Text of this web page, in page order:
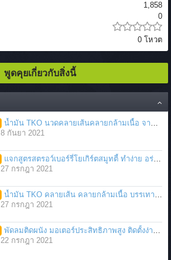
1,858
0
0 โหวต
พูดคุยเกี่ยวกับสิ่งนี้
น้ำมัน TKO นวดคลายเส้นคลายกล้ามเนื้อ จากภาวะตึงหรือเคล็ด บาดเจ็บ ได้อย่างฉับพลัน
8 กันยา 2021
แจกสูตรสตรอว์เบอร์รี่โยเกิร์ตสมูทตี้ ทำง่าย อร่อย แค่มีเครื่องปั่นน้ำผลไม้
27 กรกฎา 2021
น้ำมัน TKO คลายเส้น คลายกล้ามเนื้อ บรรเทาอาการบาดเจ็บโดยฉับพลัน
27 กรกฎา 2021
พัดลมติดผนัง มอเตอร์ประสิทธิภาพสูง ติดตั้งง่าย ประหยัดพื้นที่
22 กรกฎา 2021